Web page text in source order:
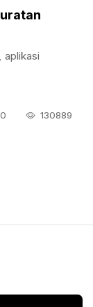
aplikasi
0 130889